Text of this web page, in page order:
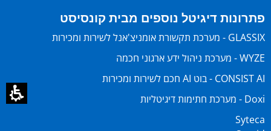
פתרונות דיגיטל נוספים מבית קונסיסט
GLASSIX - מערכת תקשורת אומניצ'אנל לשירות ומכירות
WYZE - מערכת ניהול ידע ארגוני חכמה
CONSIST AI - בוט AI חכם לשירות ומכירות
Doxi - מערכת חתימות דיגיטליות
Syteca